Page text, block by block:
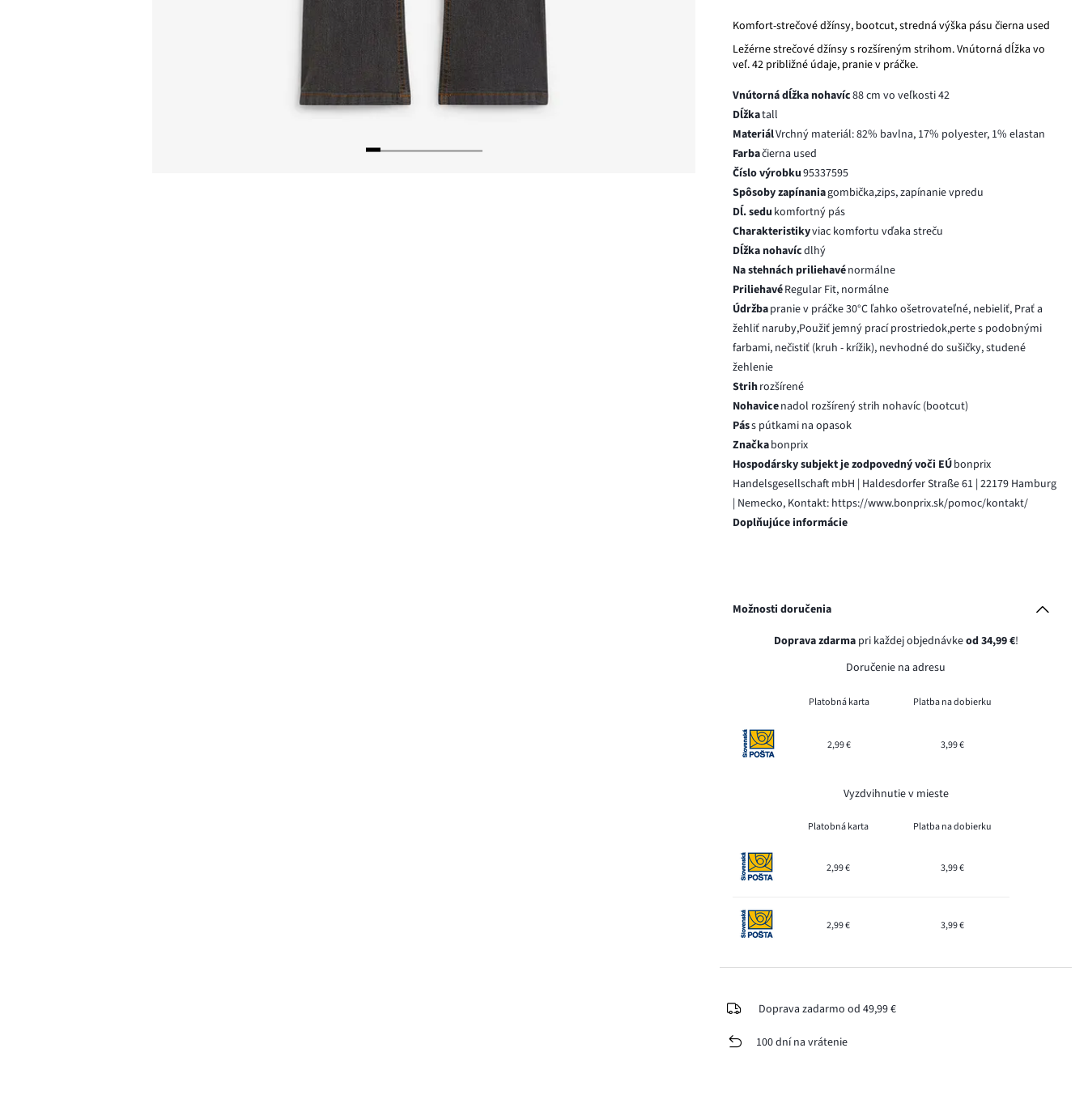
Komfort-strečové džínsy, bootcut, stredná výška pásu čierna used
Ležérne strečové džínsy s rozšíreným strihom. Vnútorná dĺžka vo
veľ. 42 približné údaje, pranie v práčke.
Vnútorná dĺžka nohavíc88 cm vo veľkosti 42
Dĺžkatall
MateriálVrchný materiál: 82% bavlna, 17% polyester, 1% elastan
Farbačierna used
Číslo výrobku95337595
Spôsoby zapínaniagombička,zips, zapínanie vpredu
Dĺ. sedu komfortný pás
Charakteristikyviac komfortu vďaka streču
Dĺžka nohavícdlhý
Na stehnách priliehavénormálne
PriliehavéRegular Fit, normálne
Údržbapranie v práčke 30°C ľahko ošetrovateľné, nebieliť, Prať a
žehliť naruby,Použiť jemný prací prostriedok,perte s podobnými
farbami, nečistiť (kruh - krížik), nevhodné do sušičky, studené
žehlenie
Strihrozšírené
Nohavicenadol rozšírený strih nohavíc (bootcut)
Páss pútkami na opasok
Značkabonprix
Hospodársky subjekt je zodpovedný voči EÚbonprix
Handelsgesellschaft mbH | Haldesdorfer Straße 61 | 22179 Hamburg
| Nemecko, Kontakt: https://www.bonprix.sk/pomoc/kontakt/
Doplňujúce informácie
Možnosti doručenia
Doprava zdarmapri každej objednávkeod 34,99 €!
Doručenie na adresu
Platobná karta Platba na dobierku
2,99 € 3,99 €
Vyzdvihnutie v mieste
Platobná karta Platba na dobierku
2,99 € 3,99 €
2,99 € 3,99 €
Doprava zadarmo od 49,99 €
100 dní na vrátenie